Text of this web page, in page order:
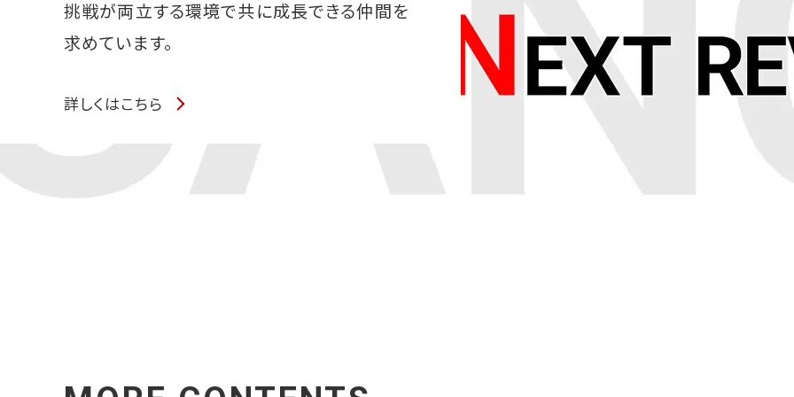
挑戦が両立する環境で共に成長できる仲間を
求めています。
詳しくはこちら
会社を知る
働き方を知る